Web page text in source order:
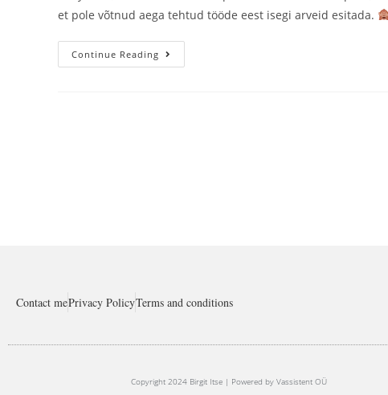
et pole võtnud aega tehtud tööde eest isegi arveid esitada.
Continue Reading
Contact mePrivacy PolicyTerms and conditions
Copyright 2024 Birgit Itse | Powered by Vassistent OÜ